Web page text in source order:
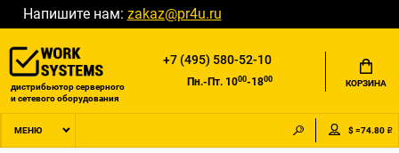
Напишите нам: zakaz@pr4u.ru
дистрибьютор серверного
и сетевого оборудования
+7 (495) 580-52-10
Пн.-Пт. 1000-1800 КОРЗИНА
МЕНЮ $ =74.80 ₽